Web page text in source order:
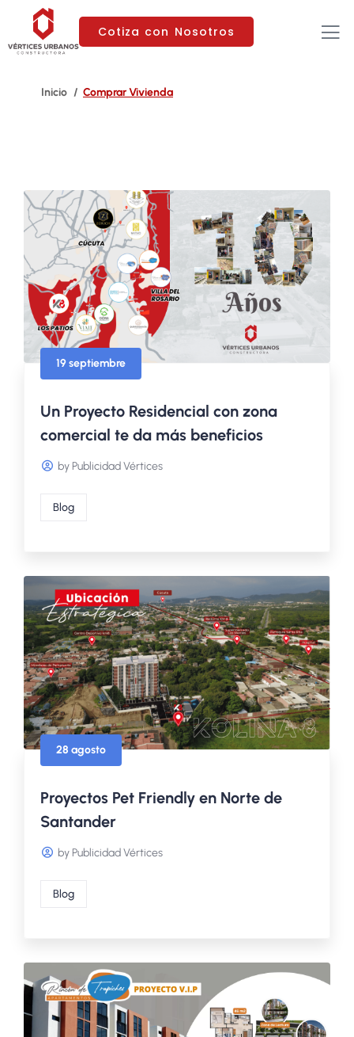
Cotiza con Nosotros
Comprar Vivienda
19 septiembre
Un Proyecto Residencial con zona
comercial te da más beneficios
by Publicidad Vértices
Blog
28 agosto
Proyectos Pet Friendly en Norte de
Santander
by Publicidad Vértices
Blog